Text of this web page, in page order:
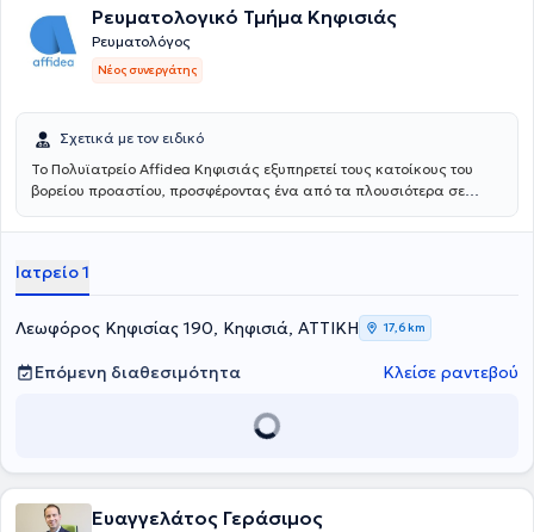
Ρευματολογικό Τμήμα Κηφισιάς
Ρευματολόγος
Νέος συνεργάτης
Σχετικά με τον ειδικό
Το Πολυϊατρείο Affidea Κηφισιάς εξυπηρετεί τους κατοίκους του
βορείου προαστίου, προσφέροντας ένα από τα πλουσιότερα σε
υπηρεσίες για τον ύπνο, τη νευρολογία και τη ρευματολογία,
φροντίδα στη βόρεια Αθήνα.
Ιατρείο 1
Λεωφόρος Κηφισίας 190, Κηφισιά, ΑΤΤΙΚΗ 17,6 km
Επόμενη διαθεσιμότητα Κλείσε ραντεβού
Ευαγγελάτος Γεράσιμος